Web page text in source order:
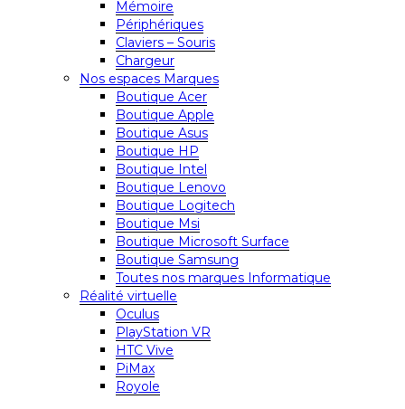
Mémoire
Périphériques
Claviers – Souris
Chargeur
Nos espaces Marques
Boutique Acer
Boutique Apple
Boutique Asus
Boutique HP
Boutique Intel
Boutique Lenovo
Boutique Logitech
Boutique Msi
Boutique Microsoft Surface
Boutique Samsung
Toutes nos marques Informatique
Réalité virtuelle
Oculus
PlayStation VR
HTC Vive
PiMax
Royole